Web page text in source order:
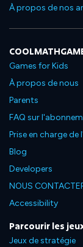
À propos de nos
Games for Kids
À propos de nous
Parents
FAQ sur
Prise en charge
Blog
Developers
NOUS
Accessibility
Parcourir les
Jeux de stratégie